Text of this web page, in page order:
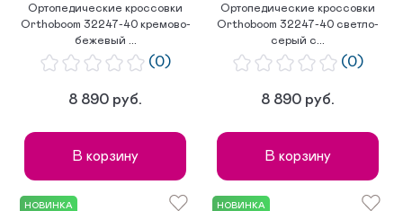
Ортопедические кроссовки
Orthoboom 32247-40 кремово-
бежевый ...
(0)
8 890 руб.
В корзину
Ортопедические кроссовки
Orthoboom 32247-40 светло-
серый с...
(0)
8 890 руб.
В корзину
НОВИНКА НОВИНКА